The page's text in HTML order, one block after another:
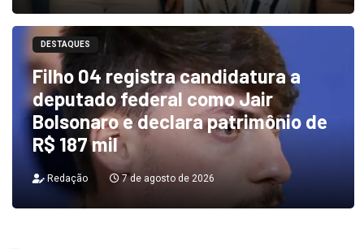
DESTAQUES
Filho 04 registra candidatura a
deputado federal como Jair
Bolsonaro e declara patrimônio de
R$ 187 mil
Redação 7 de agosto de 2026